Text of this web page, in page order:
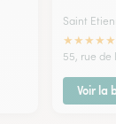
Saint
★★★★★
55, rue de
Voir la